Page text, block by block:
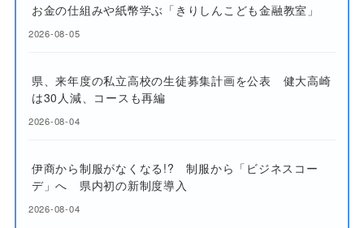
お金の仕組みや紙幣学ぶ「きりしんこども金融教室」
2026-08-05
県、来年度の私立高校の生徒募集計画を公表 健大高崎
は30人減、コースも再編
2026-08-04
伊商から制服がなくなる!? 制服から「ビジネスコー
デ」へ 県内初の新制度導入
2026-08-04